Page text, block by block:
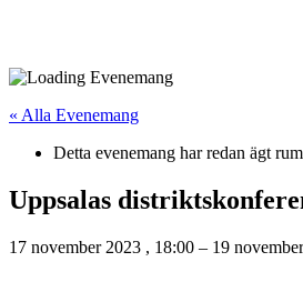
« Alla Evenemang
Detta evenemang har redan ägt
Uppsalas
17 november 2023 , 18:00 – 19